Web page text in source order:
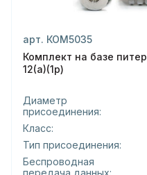
арт. КОМ5035
Комплект на базе
12(а)(1р)
Диаметр
присоединения:
Класс:
Тип присоединения:
Беспроводная
передача данных: